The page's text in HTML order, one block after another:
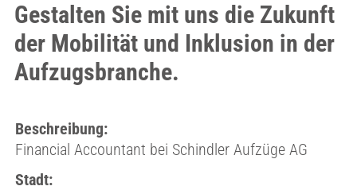
Gestalten Sie mit uns die Zukunft
der Mobilität und Inklusion in der
Aufzugsbranche.
Beschreibung:
Financial Accountant bei Schindler Aufzüge AG
Stadt: